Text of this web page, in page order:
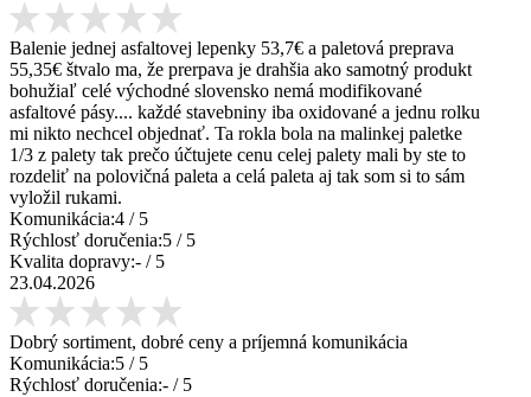
Balenie jednej asfaltovej lepenky 53,7€ a paletová preprava
55,35€ štvalo ma, že prerpava je drahšia ako samotný produkt
bohužiaľ celé východné slovensko nemá modifikované
asfaltové pásy.... každé stavebniny iba oxidované a jednu rolku
mi nikto nechcel objednať. Ta rokla bola na malinkej paletke
1/3 z palety tak prečo účtujete cenu celej palety mali by ste to
rozdeliť na polovičná paleta a celá paleta aj tak som si to sám
vyložil rukami.
Komunikácia:4 / 5
Rýchlosť doručenia:5 / 5
Kvalita dopravy:- / 5
23.04.2026
Dobrý sortiment, dobré ceny a príjemná komunikácia
Komunikácia:5 / 5
Rýchlosť doručenia:- / 5